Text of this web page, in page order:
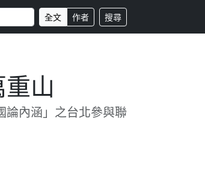
全文 作者 搜尋
山
論內涵」之台北參與聯